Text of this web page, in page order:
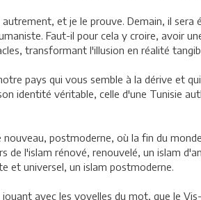
et je le prouve. Demain, il sera
Faut-il pour cela y croire, avoir
transformant l'illusion en réalité
pays qui vous semble à la dérive et
identité véritable, celle d'une Tunisie
postmoderne, où la fin du
de l'islam rénové, renouvelé, un islam
et universel, un islam postmoderne.
avec les voyelles du mot, que le